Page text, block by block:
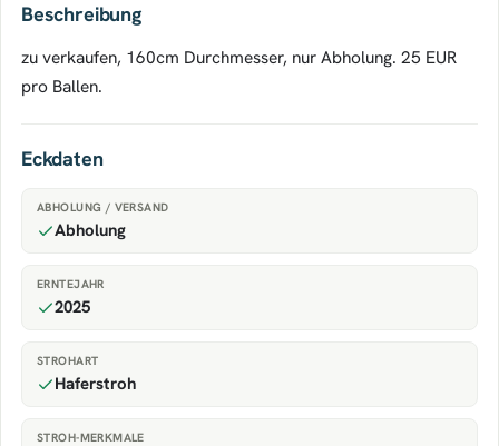
Beschreibung
zu verkaufen, 160cm Durchmesser, nur Abholung. 25 EUR
pro Ballen.
Eckdaten
ABHOLUNG / VERSAND
Abholung
ERNTEJAHR
2025
STROHART
Haferstroh
STROH-MERKMALE